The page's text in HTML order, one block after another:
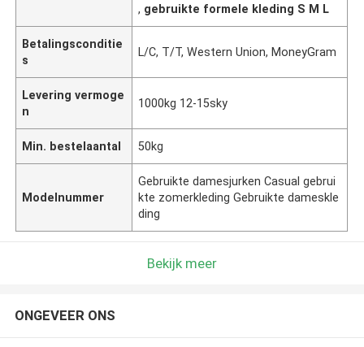
, gebruikte formele kleding S M L
Betalingsconditie
s
L/C, T/T, Western Union, MoneyGram
Levering vermoge
n
1000kg 12-15sky
Min. bestelaantal 50kg
Modelnummer
Gebruikte damesjurken Casual gebrui
kte zomerkleding Gebruikte dameskle
ding
Bekijk meer
ONGEVEER ONS